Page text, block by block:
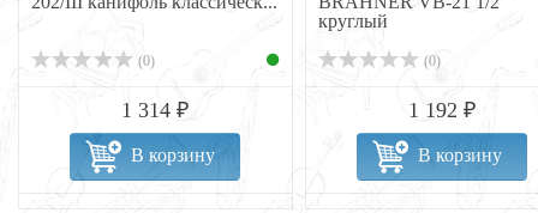
(0)
1 314 ₽
В корзину
круглый
(0)
1 192 ₽
В корзину